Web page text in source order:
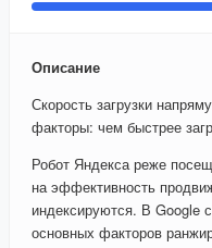
Описание
Скорость загрузки
факторы: чем быстрее
Робот Яндекса реже
на эффективность
индексируются. В Google
основных факторов